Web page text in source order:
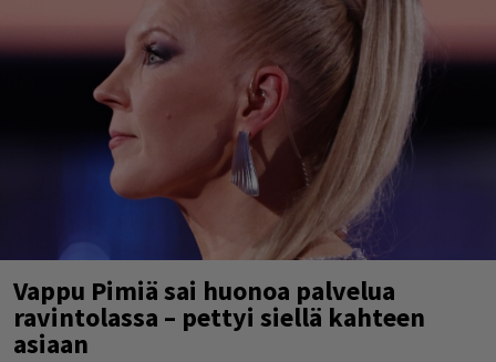
Vappu Pimiä sai huonoa palvelua
ravintolassa – pettyi siellä kahteen
asiaan